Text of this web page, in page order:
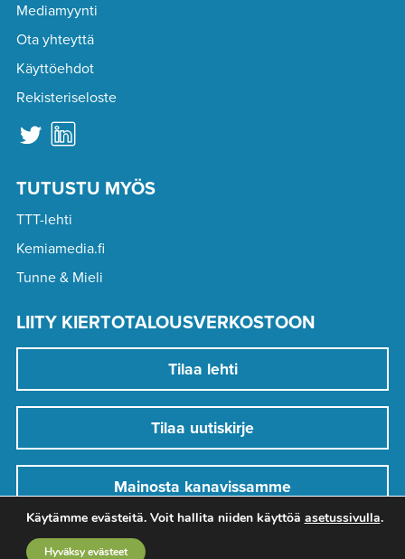
Mediamyynti
Ota yhteyttä
Käyttöehdot
Rekisteriseloste
TUTUSTU MYÖS
TTT-lehti
Kemiamedia.fi
Tunne & Mieli
LIITY KIERTOTALOUSVERKOSTOON
Tilaa lehti
Tilaa uutiskirje
Mainosta kanavissamme
Käytämme evästeitä. Voit hallita niiden käyttöä asetussivulla.
Hyväksy evästeet